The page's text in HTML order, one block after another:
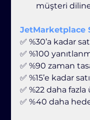
müşteri
JetMarketplace
✅ %30’a kadar
✅ %100
✅ %90 zaman
✅ %15’e kadar
✅ %22 daha
✅ %40 daha